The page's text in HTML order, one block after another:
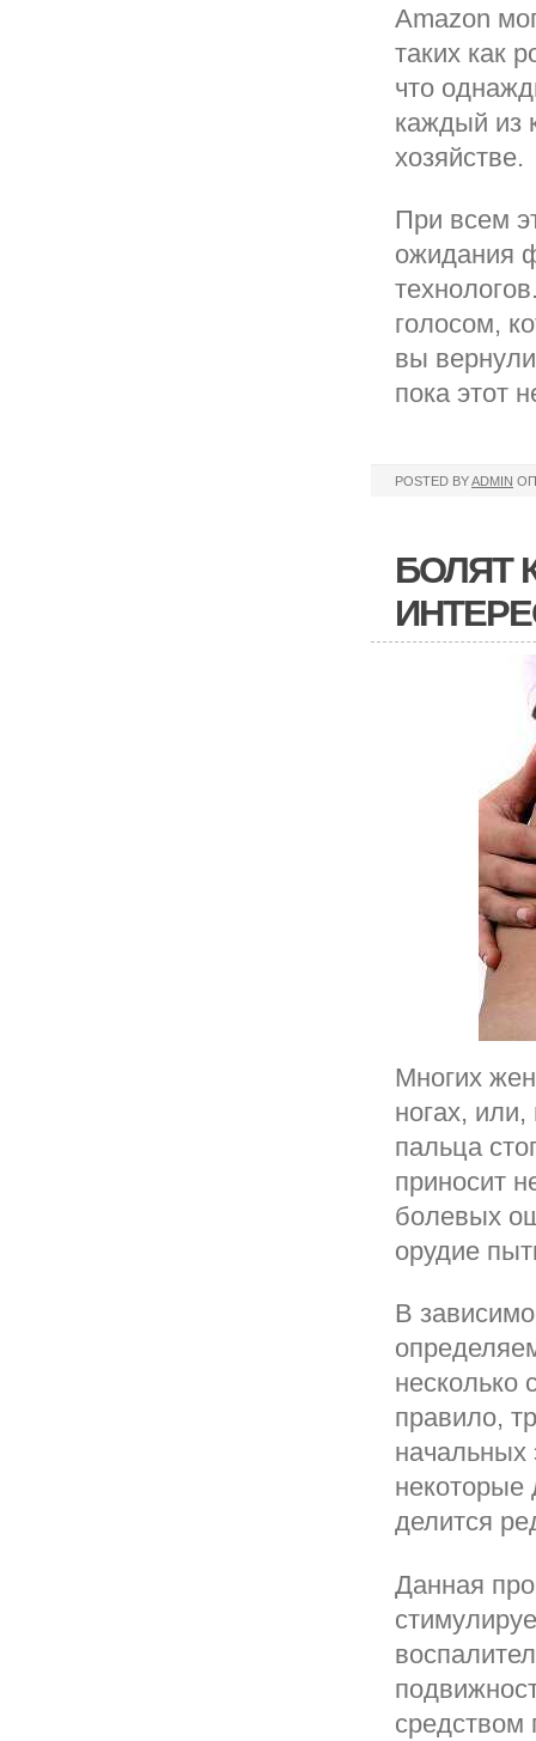
Amazon
таких как
что
каждый из
хозяйстве.
При всем
ожидания
голосом,
вы
пока этот
POSTED BYADMIN
БОЛЯТ
Многих
ногах,
пальца
приносит
болевых
орудие
В
несколько
правило,
начальных
некоторые
делится
Данная
средством